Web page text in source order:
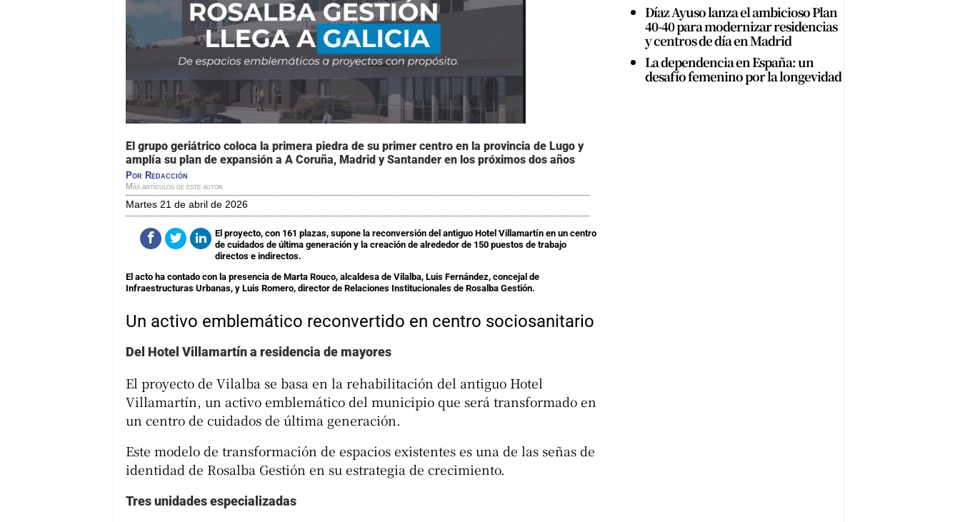
El grupo geriátrico coloca la primera piedra de su primer centro en la provincia de Lugo y
amplía su plan de expansión a A Coruña, Madrid y Santander en los próximos dos años
Por Redacción
Más artículos de este autor
martes 21 de abril de 2026
El proyecto, con 161 plazas, supone la reconversión del antiguo Hotel Villamartín en un centro
de cuidados de última generación y la creación de alrededor de 150 puestos de trabajo
directos e indirectos.
El acto ha contado con la presencia de Marta Rouco, alcaldesa de Vilalba, Luis Fernández, concejal de
Infraestructuras Urbanas, y Luis Romero, director de Relaciones Institucionales de Rosalba Gestión.
Un activo emblemático reconvertido en centro sociosanitario
Del Hotel Villamartín a residencia de mayores
El proyecto de Vilalba se basa en la rehabilitación del antiguo Hotel
Villamartín, un activo emblemático del municipio que será transformado en
un centro de cuidados de última generación.
Este modelo de transformación de espacios existentes es una de las señas de
identidad de Rosalba Gestión en su estrategia de crecimiento.
Tres unidades especializadas
Díaz Ayuso lanza el ambicioso Plan
40-40 para modernizar residencias
y centros de día en Madrid
La dependencia en España: un
desafío femenino por la longevidad